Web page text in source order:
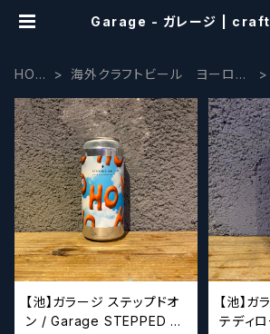
Garage - ガレージ |
HOM
海外クラフトビール ヨーロッ
【池】ガラージ ステップドオ
ン / Garage STEPPED O
【池】
テディロ